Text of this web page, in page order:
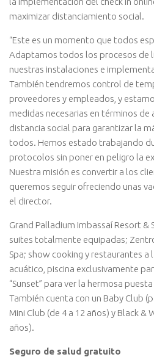
maximizar distanciamiento social.
“Este es un momento que todos
Adaptamos todos los procesos de
nuestras instalaciones e
También tendremos control de
proveedores y empleados, y
medidas necesarias en términos
distancia social para garantizar la
todos. Hemos estado trabajando
protocolos sin poner en peligro la
Nuestra misión es convertir a los
queremos seguir ofreciendo unas
el director.
Grand Palladium Imbassaí Resort &
suites totalmente equipadas;
Spa; show cooking y restaurantes a
acuático, piscina exclusivamente
“Sunset” para ver la hermosa
También cuenta con un Baby Club
Mini Club (de 4 a 12 años) y Black &
años).
Seguro de salud gratuito